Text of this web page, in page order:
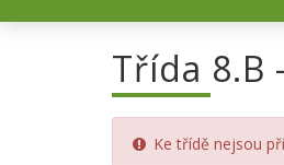
Třída 8.B
Ke třídě nejsou